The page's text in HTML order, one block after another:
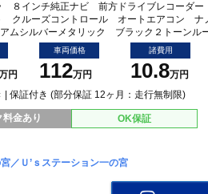
８インチ純正ナビ 前方ドライブレコーダ
クルーズコントロール オートエアコン ナ
ムシルバーメタリック ブラック２トーンル
円
車両価格
112万円
諸費用
10.8万円
| 保証付き (部分保証 12ヶ月：走行無制限)
料金あり OK保証
／Ｕ’ｓステーション一の宮